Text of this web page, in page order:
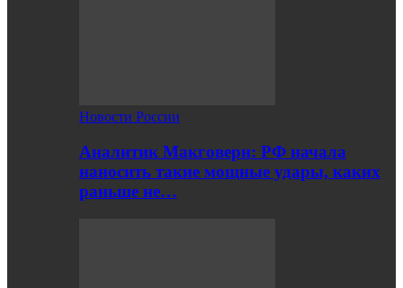
Новости России
Аналитик Макговерн: РФ начала
наносить такие мощные удары, каких
раньше не…